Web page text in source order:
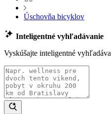
Úschovňa bicyklov
Inteligentné vyhľadávanie
Vyskúšajte inteligentné